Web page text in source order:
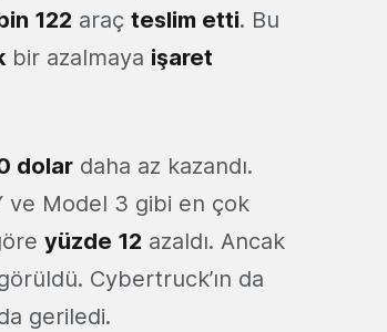
122 araç teslim etti. Bu
bir azalmaya işaret
dolar daha az kazandı.
ve Model 3 gibi en çok
yüzde 12 azaldı. Ancak
Cybertruck’ın da
geriledi.